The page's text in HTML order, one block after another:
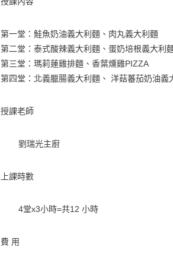
第一堂：鮭魚奶油義大利麵、肉丸義大利麵
第二堂：泰式酸辣義大利麵、蛋奶培根義大利
第三堂：瑪莉蓮雞排麵、香葉燻雞PIZZA
第四堂：北義臘腸義大利麵、 洋菇蕃茄奶油義
授課老師
劉瑞光主廚
上課時數
4堂x3小時=共12 小時
費 用